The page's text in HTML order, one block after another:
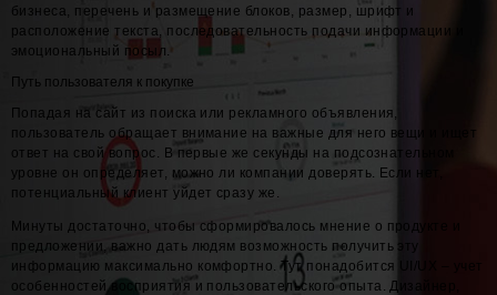
бизнеса, перечень и размещение блоков, размер, шрифт и
расположение текста, последовательность подачи информации и
эмоциональный посыл.
Путь пользователя к покупке
Попадая на сайт из поиска или рекламного объявления,
пользователь обращает внимание на важные для него вещи и ищет
ответ на свой вопрос. В первые же секунды на подсознательном
уровне он определяет, можно ли компании доверять. Если нет,
потенциальный клиент уйдет сразу же.
Минуты достаточно, чтобы сформировалось мнение о продукте и
предложении, важно дать людям возможность получить эту
информацию максимально комфортно. Тут понадобится UI/UX – учет
особенностей восприятия и пользовательского опыта. Дизайнер,